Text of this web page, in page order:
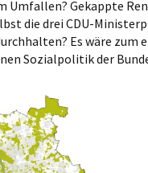
Umfallen? Gekappte
die drei CDU-
Es wäre
Sozialpolitik der